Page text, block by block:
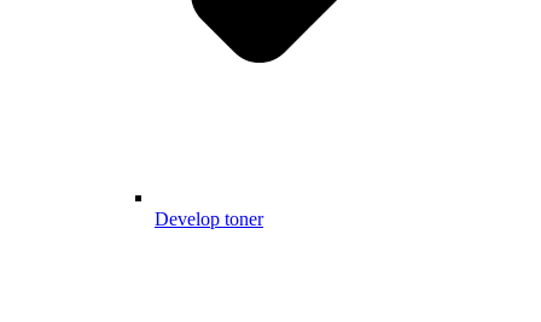
Develop toner